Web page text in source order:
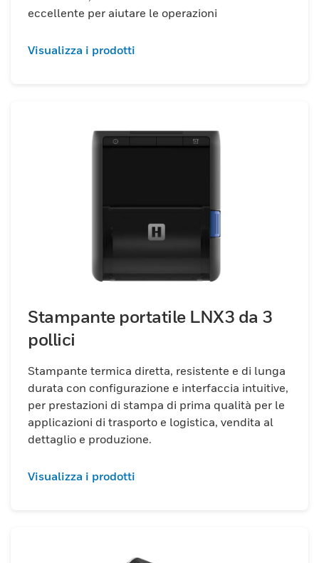
eccellente per aiutare le operazioni
Visualizza i prodotti
Stampante portatile LNX3 da 3
pollici
Stampante termica diretta, resistente e di lunga
durata con configurazione e interfaccia intuitive,
per prestazioni di stampa di prima qualità per le
applicazioni di trasporto e logistica, vendita al
dettaglio e produzione.
Visualizza i prodotti